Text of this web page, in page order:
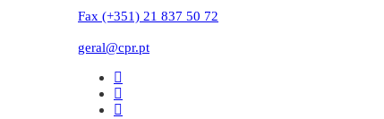
Fax (+351) 21 837 50 72
geral@cpr.pt